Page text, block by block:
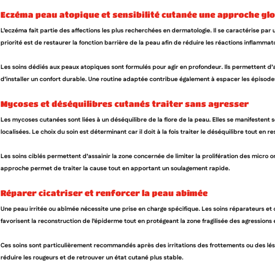
eczéma peau atopique et sensibilité cutanée une approche
L’eczéma fait partie des affections les plus recherchées en dermatologie. Il se caractérise
priorité est de restaurer la fonction barrière de la peau afin de réduire les réactions
Les soins dédiés aux peaux atopiques sont formulés pour agir en profondeur. Ils permettent
d’installer un confort durable. Une routine adaptée contribue également à espacer les
mycoses et déséquilibres cutanés traiter sans agresser
Les mycoses cutanées sont liées à un déséquilibre de la flore de la peau. Elles se
localisées. Le choix du soin est déterminant car il doit à la fois traiter le déséquilibre tout en
Les soins ciblés permettent d’assainir la zone concernée de limiter la prolifération des micro
approche permet de traiter la cause tout en apportant un soulagement rapide.
réparer cicatriser et renforcer la peau abîmée
Une peau irritée ou abîmée nécessite une prise en charge spécifique. Les soins réparateurs
favorisent la reconstruction de l’épiderme tout en protégeant la zone fragilisée des agressions
Ces soins sont particulièrement recommandés après des irritations des frottements ou des
réduire les rougeurs et de retrouver un état cutané plus stable.